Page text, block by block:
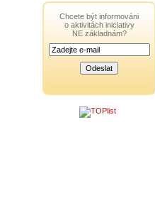
Chcete být informováni
o aktivitách iniciativy
NE základnám?